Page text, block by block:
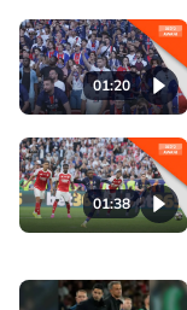
01:20
01:38